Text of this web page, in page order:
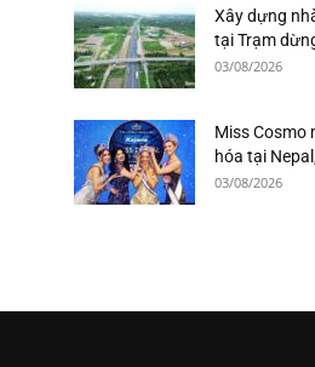
Xây dựng
tại Trạm
03/08/2026
Miss Cosmo
hóa tại
03/08/2026